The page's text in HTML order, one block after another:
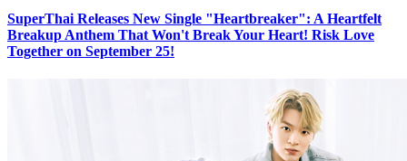
SuperThai Releases New Single "Heartbreaker": A Heartfelt
Breakup Anthem That Won't Break Your Heart! Risk Love
Together on September 25!